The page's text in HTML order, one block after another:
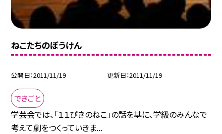
ねこたちのぼうけん
公開日 2011/11/19 更新日 2011/11/19
できごと
学芸会では、「１１ぴきのねこ」の話を基に、学級のみんなで
考えて劇をつくっていきま...